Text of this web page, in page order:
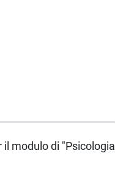
il modulo di "Psicologia